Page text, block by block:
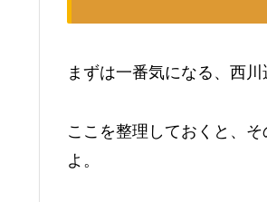
まずは一番気になる、西
ここを整理しておくと、
よ。